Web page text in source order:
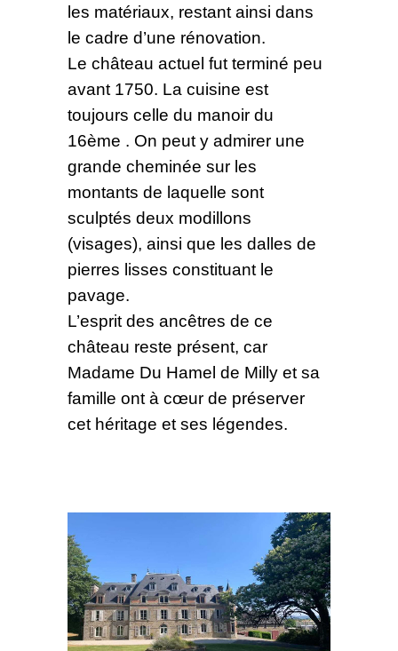
les matériaux, restant ainsi dans
le cadre d’une rénovation.
Le château actuel fut terminé peu
avant 1750. La cuisine est
toujours celle du manoir du
16ème . On peut y admirer une
grande cheminée sur les
montants de laquelle sont
sculptés deux modillons
(visages), ainsi que les dalles de
pierres lisses constituant le
pavage.
L’esprit des ancêtres de ce
château reste présent, car
Madame Du Hamel de Milly et sa
famille ont à cœur de préserver
cet héritage et ses légendes.